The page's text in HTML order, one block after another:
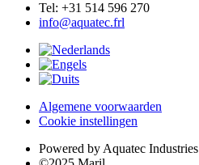
Tel: +31 514 596 270
info@aquatec.frl
Algemene voorwaarden
Cookie instellingen
Powered by Aquatec Industries